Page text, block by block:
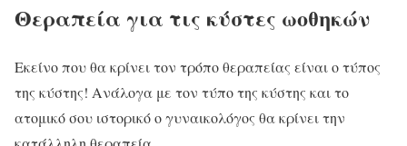
Θεραπεία για τις κύστες ωοθηκών
Εκείνο που θα κρίνει τον τρόπο θεραπείας είναι ο τύπος
της κύστης! Ανάλογα με τον τύπο της κύστης και το
ατομικό σου ιστορικό ο γυναικολόγος θα κρίνει την